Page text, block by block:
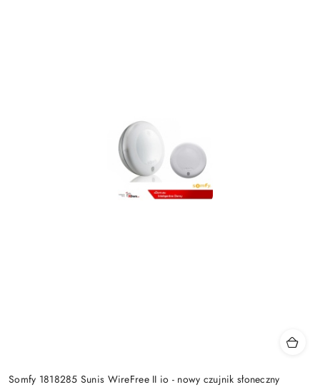
Somfy 1818285 Sunis WireFree II io - nowy czujnik słoneczny